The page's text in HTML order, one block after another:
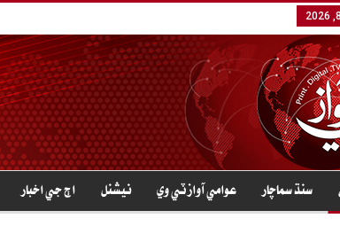
سنڌ سماچار عوامي آواز ٽي وي نيشنل اڄ جي اخبار